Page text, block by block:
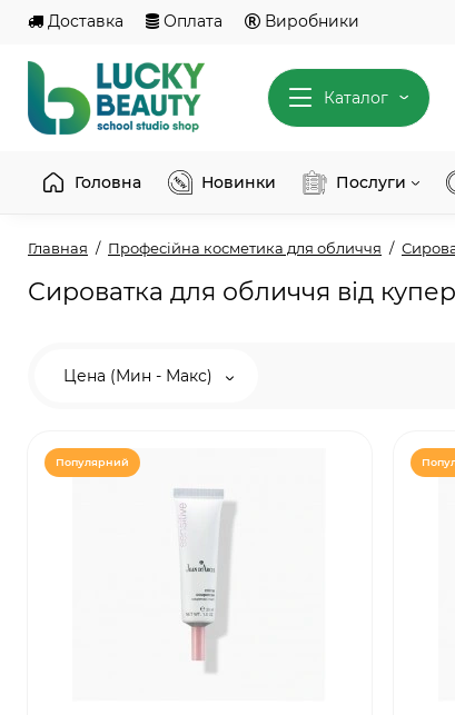
Доставка Оплата Виробники
Каталог
Головна Новинки Послуги
Главная Професійна косметика для обличчя
Сироватка для обличчя від
Цена (Мин - Макс)
Популярний